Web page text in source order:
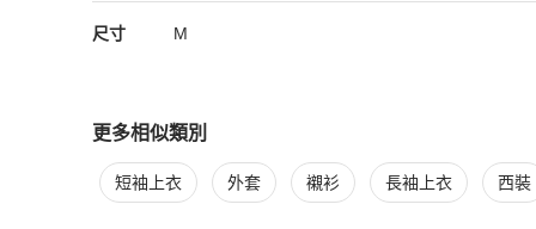
尺寸 M
更多相似類別
更多BURBERRY男裝 相似商品推薦
短袖上衣 外套 襯衫 長袖上衣 西裝